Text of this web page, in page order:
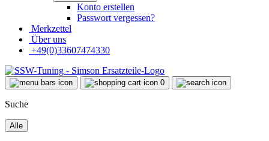
Konto erstellen
Passwort vergessen?
Merkzettel
Über uns
+49(0)33607474330
0
Suche
Alle